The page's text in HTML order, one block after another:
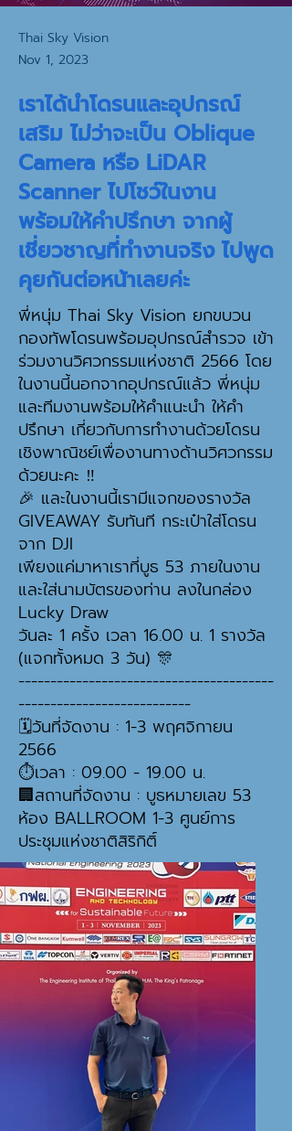
Thai Sky Vision
Nov 1, 2023
เราได้นำโดรนและอุปกรณ์
เสริม ไม่ว่าจะเป็น Oblique
Camera หรือ LiDAR
Scanner ไปโชว์ในงาน
พร้อมให้คำปรึกษา จากผู้
เชี่ยวชาญที่ทำงานจริง ไปพูด
คุยกันต่อหน้าเลยค่ะ
พี่หนุ่ม Thai Sky Vision ยกขบวน
กองทัพโดรนพร้อมอุปกรณ์สำรวจ เข้า
ร่วมงานวิศวกรรมแห่งชาติ 2566 โดย
ในงานนี้นอกจากอุปกรณ์แล้ว พี่หนุ่ม
และทีมงานพร้อมให้คำแนะนำ ให้คำ
ปรึกษา เกี่ยวกับการทำงานด้วยโดรน
เชิงพาณิชย์เพื่องานทางด้านวิศวกรรม
ด้วยนะคะ ‼
🎉 และในงานนี้เรามีแจกของรางวัล
GIVEAWAY รับทันที กระเป๋าใส่โดรน
จาก DJI
เพียงแค่มาหาเราที่บูธ 53 ภายในงาน
และใส่นามบัตรของท่าน ลงในกล่อง
Lucky Draw
วันละ 1 ครั้ง เวลา 16.00 น. 1 รางวัล
(แจกทั้งหมด 3 วัน) 🎊
----------------------------------------
---------------------------
🗓วันที่จัดงาน : 1-3 พฤศจิกายน
2566
⏱เวลา : 09.00 - 19.00 น.
🏢สถานที่จัดงาน : บูธหมายเลข 53
ห้อง BALLROOM 1-3 ศูนย์การ
ประชุมแห่งชาติสิริกิติ์